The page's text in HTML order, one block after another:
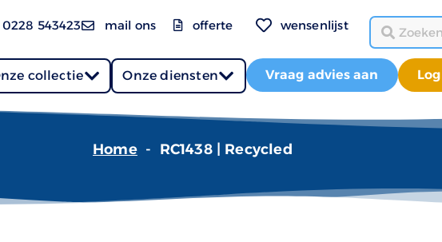
0228 543423 mail ons offerte wensenlijst
collectie Onze diensten Vraag advies aan
Home - RC1438 | Recycled